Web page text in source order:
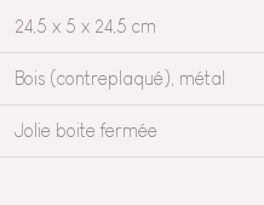
24,5 x 5 x 24,5 cm
Bois (contreplaqué), métal
Jolie boite fermée